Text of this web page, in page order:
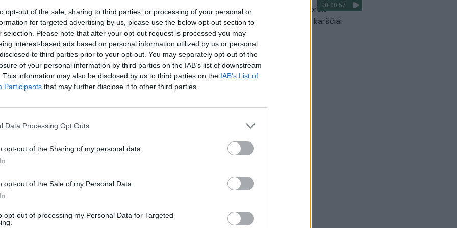
opt-out of the sale, sharing to third parties, or processing of your personal or
for targeted advertising by us, please use the below opt-out section to
selection. Please note that after your opt-out request is processed you may
interest-based ads based on personal information utilized by us or personal
to third parties prior to your opt-out. You may separately opt-out of the
of your personal information by third parties on the IAB’s list of downstream
This information may also be disclosed by us to third parties on the IAB’s List of
Participants that may further disclose it to other third parties.
Data Processing Opt Outs
opt-out of the Sharing of my personal data.
opt-out of the Sale of my Personal Data.
opt-out of processing my Personal Data for Targeted
Europos čempionatas Clarence'as Seedorfas
progresuoja
00:00:57
Sinoptikai atsakė, kokiais orais
užbaigsime darbo savaitę: karščiai
atsitrauks
Žinios